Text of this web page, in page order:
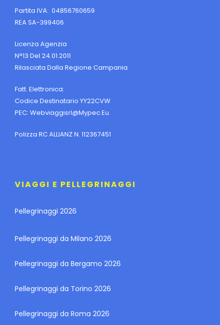
Partita IVA: 04856760659
REA SA-399406
Licenza Agenzia
N°13 Del 24.01.2011
Rilasciata Dalla Regione Campania
Fatt. Elettronica:
Codice Destinatario YY22CVW
PEC: Webviaggisrl@mypec.eu
Polizza RC ALLIANZ N. 112367451
VIAGGI E PELLEGRINAGGI
Pellegrinaggi 2026
Pellegrinaggi da Milano 2026
Pellegrinaggi da Bergamo 2026
Pellegrinaggi da Torino 2026
Pellegrinaggi da Roma 2026